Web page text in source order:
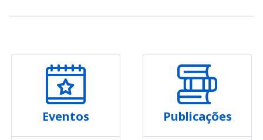
Eventos Publicações